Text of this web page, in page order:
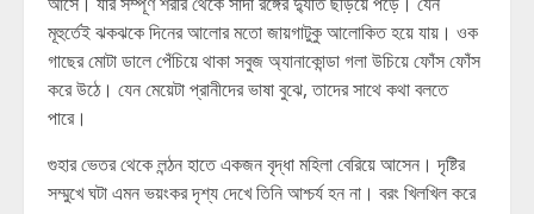
মূহুর্তেই ঝকঝকে দিনের আলোর মতো জায়গাটুকু আলোকিত হয়ে যায়। ওক
গাছের মোটা ডালে পেঁচিয়ে থাকা সবুজ অ্যানাকোন্ডা গলা উচিয়ে ফোঁস ফোঁস
করে উঠে। যেন মেয়েটা প্রানীদের ভাষা বুঝে, তাদের সাথে কথা বলতে
পারে।
গুহার ভেতর থেকে লন্ঠন হাতে একজন বৃদ্ধা মহিলা বেরিয়ে আসেন। দৃষ্টির
সম্মুখে ঘটা এমন ভয়ংকর দৃশ্য দেখে তিনি আশ্চর্য হন না। বরং খিলখিল করে